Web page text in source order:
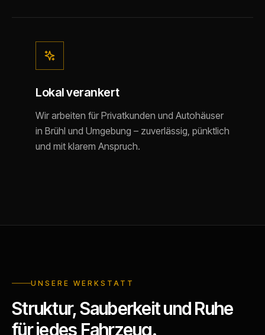
Lokal verankert
Wir arbeiten für Privatkunden und Autohäuser
in Brühl und Umgebung – zuverlässig, pünktlich
und mit klarem Anspruch.
UNSERE WERKSTATT
Struktur, Sauberkeit und Ruhe
für jedes Fahrzeug.